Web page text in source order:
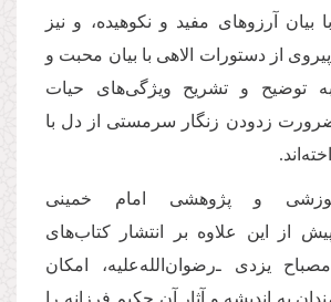
بیان آرزوهای مفید و نكوهیده، و نیز
از دستورات الاهی با بیان محبت و
توضیح و تشریح ویژگی‌های حیات
زدودن زنگار سرمستی از دل با
و پژوهشی امام خمينی‌
پيش از اين علاوه بر انتشار کتاب‌های
يزدی ـ‌رضوان‌الله‌‌عليه، امكان
به انديشه و آثار آن حكيم فرزانه را